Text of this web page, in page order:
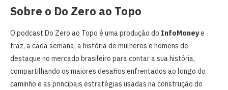
Sobre o Do Zero ao Topo
O podcast Do Zero ao Topo é uma produção do InfoMoneye
traz, a cada semana, a história de mulheres e homens de
destaque no mercado brasileiro para contar a sua história,
compartilhando os maiores desafios enfrentados ao longo do
caminho e as principais estratégias usadas na construção do